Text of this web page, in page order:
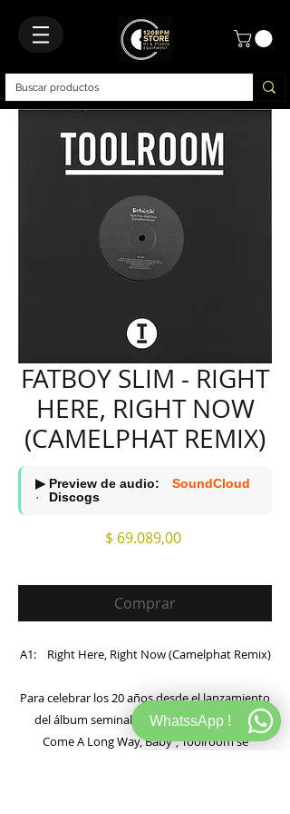
FATBOY SLIM - RIGHT
HERE, RIGHT NOW
(CAMELPHAT REMIX)
▶ Preview de audio:
SoundCloud
·
Discogs
$ 69.089,00Precio
Comprar
A1: Right Here, Right Now (Camelphat Remix)
Para celebrar los 20 años desde el lanzamiento
del álbum seminal de Fatboy Slim 'You've
Come A Long Way, Baby', Toolroom se
WhatssApp !